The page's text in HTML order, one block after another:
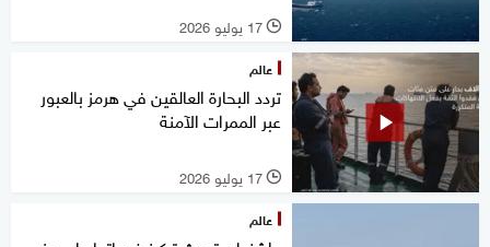
l 17 يوليو 2026
عالم
تردد البحارة العالقين في هرمز بالعبور
عبر الممرات الآمنة
l 17 يوليو 2026
عالم